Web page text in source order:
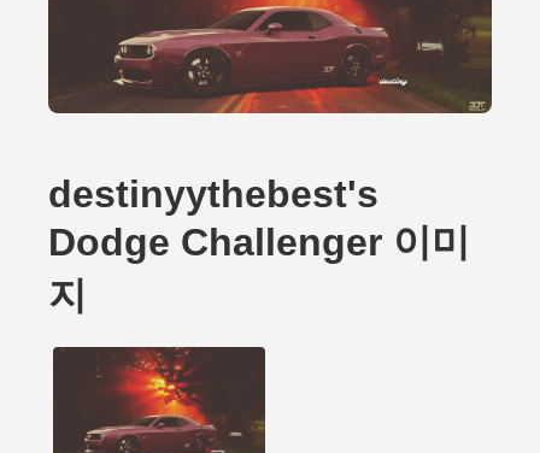
destinyythebest's
Dodge Challenger 이미
지